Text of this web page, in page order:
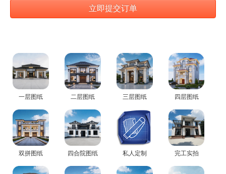
一层图纸 二层图纸 三层图纸 四层图纸
双拼图纸 四合院图纸 私人定制 完工实拍